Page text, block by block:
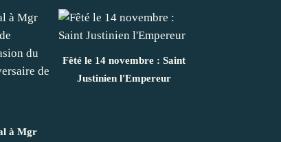
à Mgr
Fêté le 14 novembre : Saint
Justinien l'Empereur